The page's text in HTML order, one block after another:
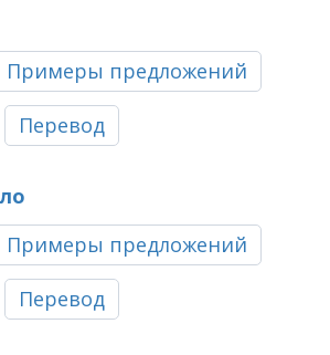
Примеры предложений
Перевод
Примеры предложений
Перевод